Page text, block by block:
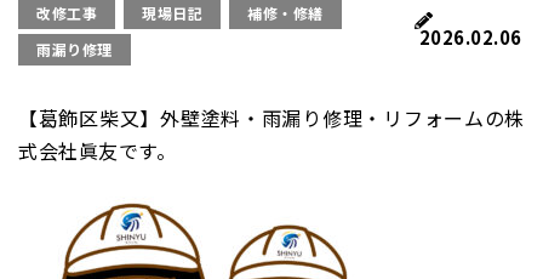
改修工事 現場日記
補修・修繕
雨漏り修理
2026.02.06
【葛飾区柴又】外壁塗料・雨漏り修理・リフォームの株
式会社眞友です。